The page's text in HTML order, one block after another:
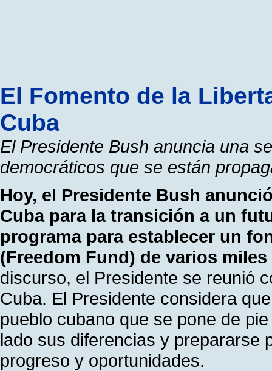
El Fomento de la
Cuba
El Presidente Bush anuncia una
democráticos que se están
Hoy, el Presidente Bush
Cuba para la transición a un
programa para establecer un
(Freedom Fund) de varios
discurso, el Presidente se reunió
Cuba. El Presidente considera
pueblo cubano que se pone de
lado sus diferencias y prepararse
progreso y oportunidades.